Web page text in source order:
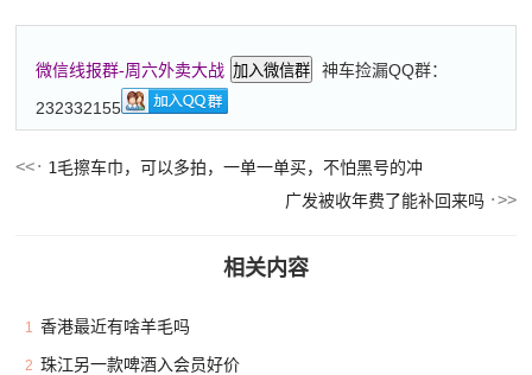
微信线报群-周六外卖大战 加入微信群
神车捡漏QQ群：
232332155
1毛擦车巾，可以多拍，一单一单买，不怕黑号的冲
广发被收年费了能补回来吗
相关内容
1 香港最近有啥羊毛吗
2 珠江另一款啤酒入会员好价